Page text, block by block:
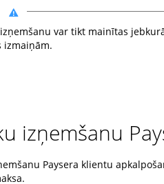
var tikt mainītas
izmaiņām.
izņemšanu
Paysera klientu